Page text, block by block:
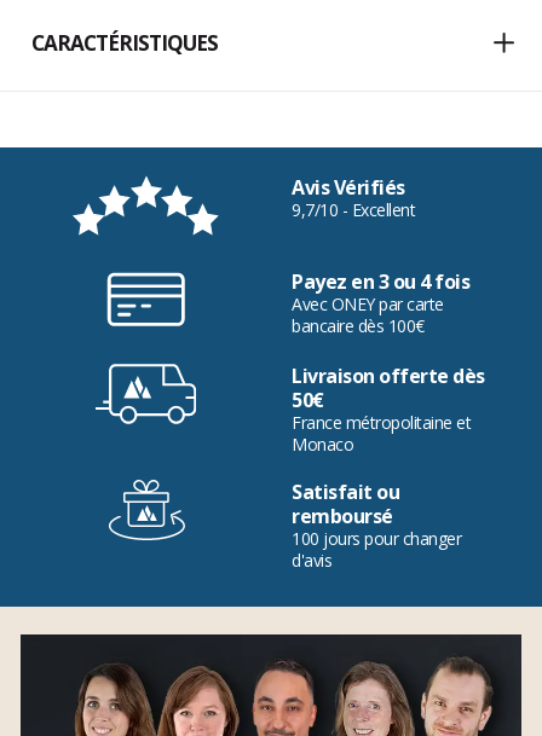
CARACTÉRISTIQUES
Avis Vérifiés
9,7/10 - Excellent
Payez en 3 ou 4 fois
Avec ONEY par carte
bancaire dès 100€
Livraison offerte dès
50€
France métropolitaine et
Monaco
Satisfait ou
remboursé
100 jours pour changer
d'avis